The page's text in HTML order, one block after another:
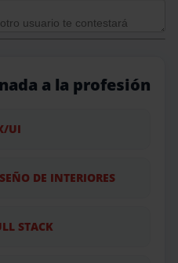
a la profesión
UI
DE INTERIORES
STACK